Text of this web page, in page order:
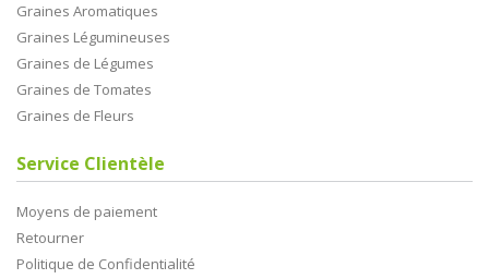
Graines Aromatiques
Graines Légumineuses
Graines de Légumes
Graines de Tomates
Graines de Fleurs
Service Clientèle
Moyens de paiement
Retourner
Politique de Confidentialité